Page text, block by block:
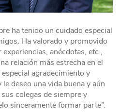
ha tenido un cuidado especial
Ha valorado y promovido
anécdotas, etc.,
relación más estrecha en el
agradecimiento y
deseo una vida buena y aún
colegas de siempre y
sinceramente formar parte”.